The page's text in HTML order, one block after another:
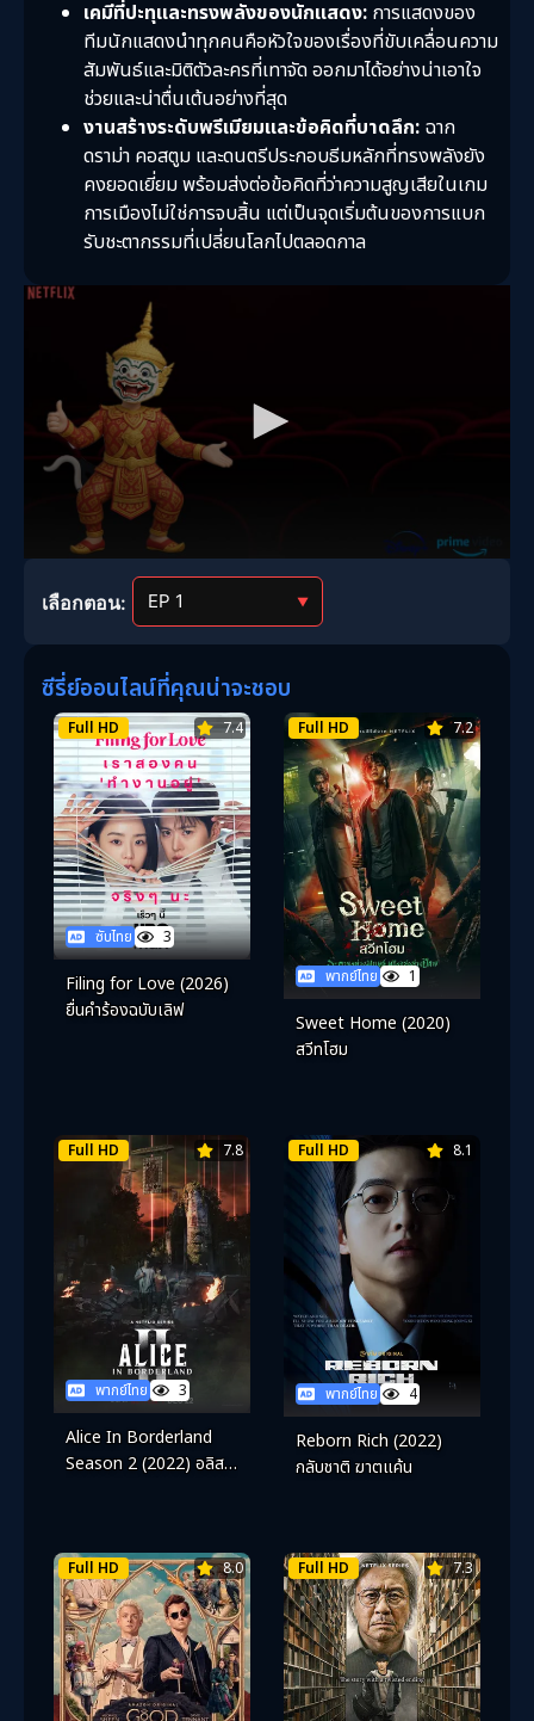
เคมีที่ปะทุและทรงพลังของนักแสดง: การแสดงของ
ทีมนักแสดงนำทุกคนคือหัวใจของเรื่องที่ขับเคลื่อนความ
สัมพันธ์และมิติตัวละครที่เทาจัด ออกมาได้อย่างน่าเอาใจ
ช่วยและน่าตื่นเต้นอย่างที่สุด
งานสร้างระดับพรีเมียมและข้อคิดที่บาดลึก: ฉาก
ดราม่า คอสตูม และดนตรีประกอบธีมหลักที่ทรงพลังยัง
คงยอดเยี่ยม พร้อมส่งต่อข้อคิดที่ว่าความสูญเสียในเกม
การเมืองไม่ใช่การจบสิ้น แต่เป็นจุดเริ่มต้นของการแบก
รับชะตากรรมที่เปลี่ยนโลกไปตลอดกาล
เลือกตอน: ▼
ซีรี่ย์ออนไลน์ที่คุณน่าจะชอบ
Full HD 7.4
ซับไทย 3
Filing for Love (2026)
ยื่นคำร้องฉบับเลิฟ
Full HD 7.2
พากย์ไทย 1
Sweet Home (2020)
สวีทโฮม
Full HD 7.8
พากย์ไทย 3
Alice In Borderland
Season 2 (2022) อลิสใน
Full HD 8.1
พากย์ไทย 4
Reborn Rich (2022)
กลับชาติ ฆาตแค้น
Full HD 8.0 Full HD 7.3